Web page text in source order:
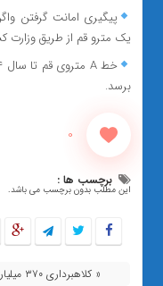
پیگیری امانت گرفتن
یک مترو قم از طریق وزارت
برسد.
0
برچسب ها :
این مطلب بدون برچسب می باشد.
« کلاهبرداری ۳۷۰ میلیارد ریالی با وعده سرمایه گذاری پرسود و حلال